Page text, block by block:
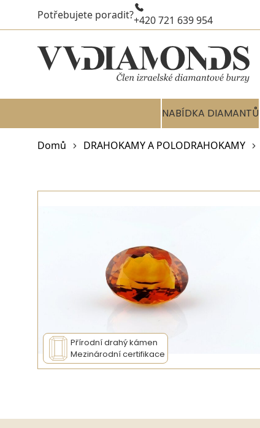
Potřebujete poradit?+420 721 639 954
NABÍDKA DIAMANTŮ
Domů DRAHOKAMY A POLODRAHOKAMY
Přírodní drahý kámen
Mezinárodní certifikace